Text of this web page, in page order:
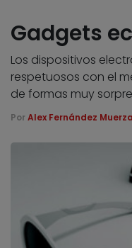
Gadgets
Los dispositivos
respetuosos con el
de formas muy
Por Alex Fernández Muerza